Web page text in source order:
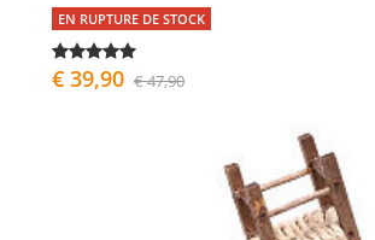
EN RUPTURE DE STOCK
€ 39,90 € 47,90